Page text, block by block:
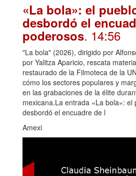
«La bola»: el
desbordó el
poderosos. 14:56
"La bola" (2026), dirigido por
por Yalitza Aparicio, rescata
restaurado de la Filmoteca de la
cómo los sectores populares y
en las grabaciones de la élite
mexicana.La entrada «La bola»: el
desbordó el encuadre de l
Amexi